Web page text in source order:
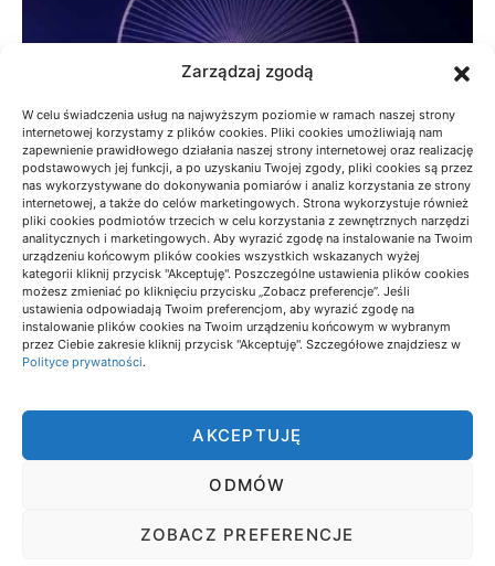
Zarządzaj zgodą
W celu świadczenia usług na najwyższym poziomie w ramach naszej strony
internetowej korzystamy z plików cookies. Pliki cookies umożliwiają nam
zapewnienie prawidłowego działania naszej strony internetowej oraz realizację
podstawowych jej funkcji, a po uzyskaniu Twojej zgody, pliki cookies są przez
nas wykorzystywane do dokonywania pomiarów i analiz korzystania ze strony
internetowej, a także do celów marketingowych. Strona wykorzystuje również
pliki cookies podmiotów trzecich w celu korzystania z zewnętrznych narzędzi
analitycznych i marketingowych. Aby wyrazić zgodę na instalowanie na Twoim
urządzeniu końcowym plików cookies wszystkich wskazanych wyżej
kategorii kliknij przycisk "Akceptuję". Poszczególne ustawienia plików cookies
możesz zmieniać po kliknięciu przycisku „Zobacz preferencje”. Jeśli
ustawienia odpowiadają Twoim preferencjom, aby wyrazić zgodę na
instalowanie plików cookies na Twoim urządzeniu końcowym w wybranym
przez Ciebie zakresie kliknij przycisk "Akceptuję". Szczegółowe znajdziesz w
Polityce prywatności.
AKCEPTUJĘ
ODMÓW
ZOBACZ PREFERENCJE
BESKID MAŁY: SZLAKI NA KRÓTKI
WEEKEND Z WIDOKAMI
18/06/2026
PRIMENEWS24
Wszelkie prawa zastrzeżone